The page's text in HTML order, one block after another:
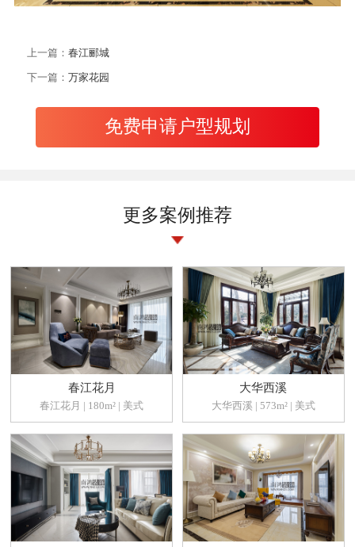
上一篇： 春江郦城
下一篇： 万家花园
免费申请户型规划
更多案例推荐
春江花月
春江花月 | 180m² | 美式
大华西溪
大华西溪 | 573m² | 美式